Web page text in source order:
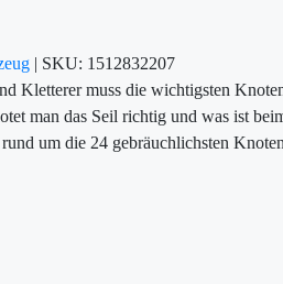
| SKU: 1512832207
Kletterer muss die wichtigsten
man das Seil richtig und was ist
um die 24 gebräuchlichsten